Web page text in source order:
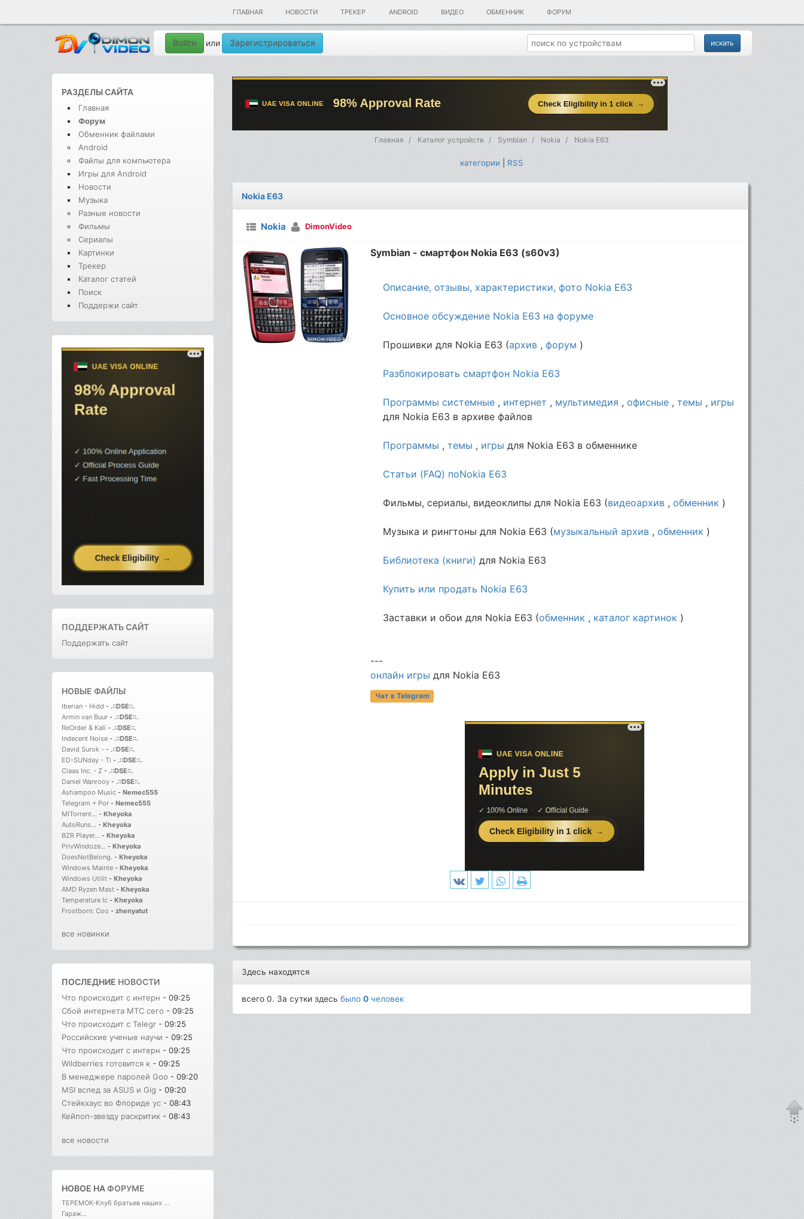
ГЛАВНАЯ НОВОСТИ ТРЕКЕР ANDROID ВИДЕО ОБМЕННИК ФОРУМ
Войти или Зарегистрироваться
РАЗДЕЛЫ САЙТА
Главная
Форум
Обменник файлами
Android
Файлы для компьютера
Игры для Android
Новости
Музыка
Разные новости
Фильмы
Сериалы
Картинки
Трекер
Каталог статей
Поиск
Поддержи сайт
ПОДДЕРЖАТЬ САЙТ
Поддержать сайт
НОВЫЕ ФАЙЛЫ
Iberian - Hidd - .::DSE::.
Armin van Buur - .::DSE::.
ReOrder & Kali - .::DSE::.
Indecent Noise - .::DSE::.
David Surok - - .::DSE::.
ED-SUNday - Ti - .::DSE::.
Claas Inc. - Z - .::DSE::.
Daniel Wanrooy - .::DSE::.
Ashampoo Music - Nemec555
Telegram + Por - Nemec555
MITorrent... - Kheyoka
AutoRuns... - Kheyoka
BZR Player... - Kheyoka
PrivWindoze... - Kheyoka
DoesNotBelong. - Kheyoka
Windows Mainte - Kheyoka
Windows Utilit - Kheyoka
AMD Ryzen Mast - Kheyoka
Temperature Ic - Kheyoka
Frostborn: Coo - zhenyatut
все новинки
ПОСЛЕДНИЕ НОВОСТИ
Что происходит с интерн - 09:25
Сбой интернета МТС сего - 09:25
Что происходит с Telegr - 09:25
Российские ученые научи - 09:25
Что происходит с интерн - 09:25
Wildberries готовится к - 09:25
В менеджере паролей Goo - 09:20
MSI вслед за ASUS и Gig - 09:20
Стейкхаус во Флориде ус - 08:43
Кейпоп-звезду раскритик - 08:43
все новости
НОВОЕ НАФОРУМЕ
ТЕРЕМОК-Клуб братьев наших ...
Гараж...
Главная Каталог устройств Symbian Nokia Nokia E63
категории RSS
Nokia E63
Nokia DimonVideo
Symbian - смартфон Nokia E63 (s60v3)
Описание, отзывы, характеристики, фото Nokia E63
Основное обсуждение Nokia E63 на форуме
Прошивки для Nokia E63 (архив ,форум )
Разблокировать смартфон Nokia E63
Программы системные , интернет , мультимедия ,офисные ,темы , игры
для Nokia E63 в архиве файлов
Программы ,темы , игры для Nokia E63 в обменнике
Статьи (FAQ) поNokia E63
Фильмы, сериалы, видеоклипы для Nokia E63 (видеоархив ,обменник )
Музыка и рингтоны для Nokia E63 (музыкальный архив ,обменник )
Библиотека (книги) для Nokia E63
Купить или продать Nokia E63
Заставки и обои для Nokia E63 (обменник , каталог картинок )
---
онлайн игры для Nokia E63
Чат в Telegram
Здесь находятся
всего 0. За сутки здесьбыло0 человек